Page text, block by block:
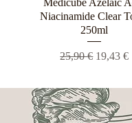
Medicube Azelaic
Niacinamide Clear
250ml
Κανονική τιμή
25,90 € Τιμή
19,43 €